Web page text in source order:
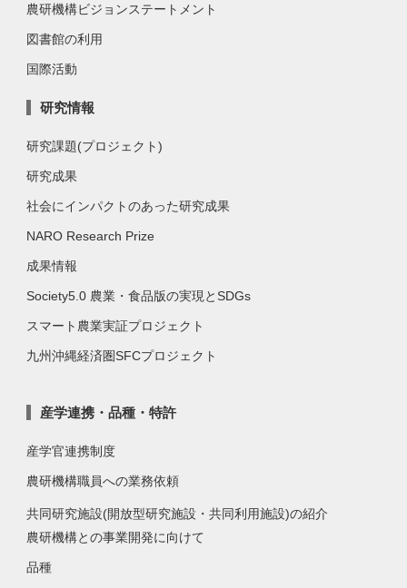
農研機構ビジョンステートメント
図書館の利用
国際活動
研究情報
研究課題(プロジェクト)
研究成果
社会にインパクトのあった研究成果
NARO Research Prize
成果情報
Society5.0 農業・食品版の実現とSDGs
スマート農業実証プロジェクト
九州沖縄経済圏SFCプロジェクト
産学連携・品種・特許
産学官連携制度
農研機構職員への業務依頼
共同研究施設(開放型研究施設・共同利用施設)の紹介
農研機構との事業開発に向けて
品種